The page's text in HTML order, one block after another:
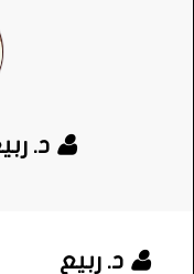
د.
د. ربيع